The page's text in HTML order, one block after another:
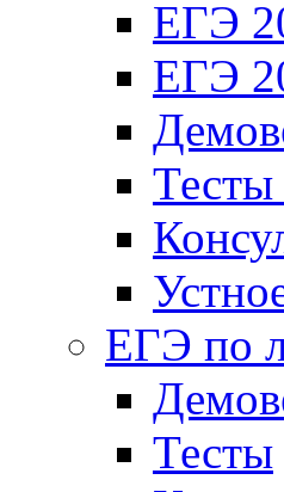
ЕГЭ
ЕГЭ
Тесты
ЕГЭ по
Тесты